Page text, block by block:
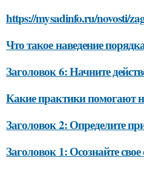
https://mysadinfo.ru/novosti/
Что такое наведение
Заголовок 6: Начните
Какие практики помогают
Заголовок 2: Определите
Заголовок 1: Осознайте свое